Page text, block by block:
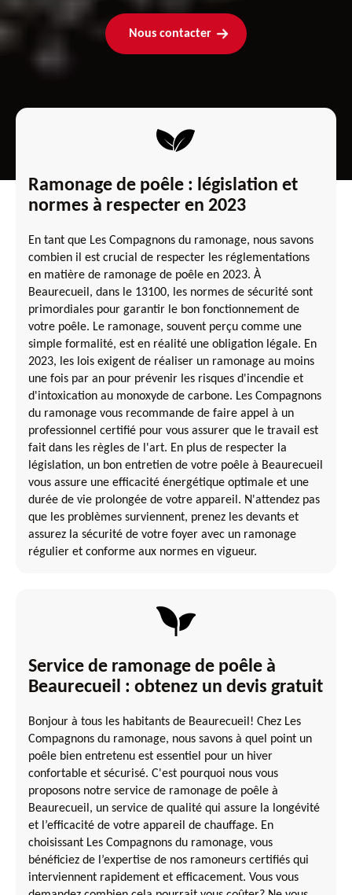
Nous contacter
Ramonage de poêle : législation et
normes à respecter en 2023
En tant que Les Compagnons du ramonage, nous savons
combien il est crucial de respecter les réglementations
en matière de ramonage de poêle en 2023. À
Beaurecueil, dans le 13100, les normes de sécurité sont
primordiales pour garantir le bon fonctionnement de
votre poêle. Le ramonage, souvent perçu comme une
simple formalité, est en réalité une obligation légale. En
2023, les lois exigent de réaliser un ramonage au moins
une fois par an pour prévenir les risques d'incendie et
d'intoxication au monoxyde de carbone. Les Compagnons
du ramonage vous recommande de faire appel à un
professionnel certifié pour vous assurer que le travail est
fait dans les règles de l'art. En plus de respecter la
législation, un bon entretien de votre poêle à Beaurecueil
vous assure une efficacité énergétique optimale et une
durée de vie prolongée de votre appareil. N'attendez pas
que les problèmes surviennent, prenez les devants et
assurez la sécurité de votre foyer avec un ramonage
régulier et conforme aux normes en vigueur.
Service de ramonage de poêle à
Beaurecueil : obtenez un devis gratuit
Bonjour à tous les habitants de Beaurecueil! Chez Les
Compagnons du ramonage, nous savons à quel point un
poêle bien entretenu est essentiel pour un hiver
confortable et sécurisé. C'est pourquoi nous vous
proposons notre service de ramonage de poêle à
Beaurecueil, un service de qualité qui assure la longévité
et l’efficacité de votre appareil de chauffage. En
choisissant Les Compagnons du ramonage, vous
bénéficiez de l’expertise de nos ramoneurs certifiés qui
interviennent rapidement et efficacement. Vous vous